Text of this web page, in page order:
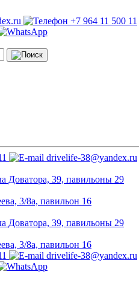
+7 964 11 500 11
drivelife-38@yandex.ru
Доватора, 39, павильоны 29
3/8а, павильон 16
Доватора, 39, павильоны 29
3/8а, павильон 16
drivelife-38@yandex.ru